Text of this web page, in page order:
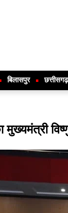
बिलासपुर छत्तीसगढ़